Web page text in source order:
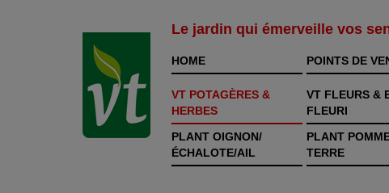
Le jardin qui émerveille vos
HOME POINTS DE
VT POTAGÈRES &
HERBES
VT FLEURS &
FLEURI
PLANT OIGNON/
ÉCHALOTE/AIL
PLANT
TERRE